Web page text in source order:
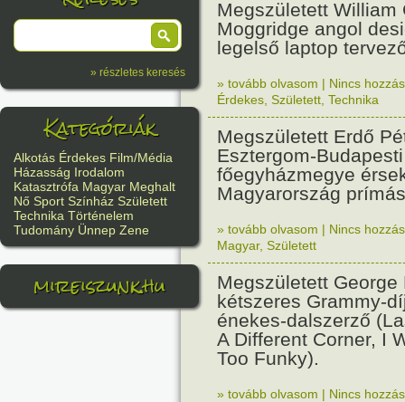
» részletes keresés
Kategóriák
Alkotás Érdekes Film/Média
Házasság Irodalom
Katasztrófa Magyar Meghalt
Nő Sport Színház Született
Technika Történelem
Tudomány Ünnep Zene
mireiszunk.hu
Megszületett William
Moggridge angol
legelső laptop
» tovább olvasom | Nincs
Érdekes Született Technika
Megszületett Erdő
Esztergom-Budapesti
főegyházmegye
Magyarország
» tovább olvasom | Nincs
Magyar, Született
Megszületett George
kétszeres Grammy-
énekes-dalszerző
A Different Corner, I
Too Funky).
» tovább olvasom | Nincs